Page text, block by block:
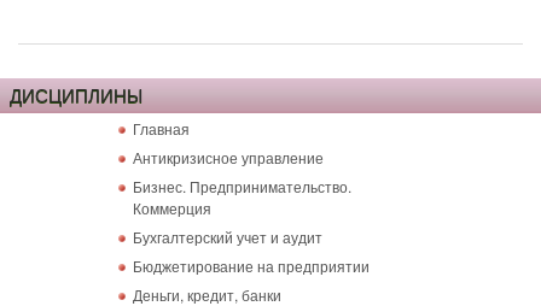
ДИСЦИПЛИНЫ
Главная
Антикризисное управление
Бизнес. Предпринимательство.
Коммерция
Бухгалтерский учет и аудит
Бюджетирование на предприятии
Деньги, кредит, банки